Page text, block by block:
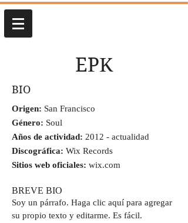
EPK
BIO
Origen: San Francisco
Género: Soul
Años de actividad: 2012 - actualidad
Discográfica: Wix Records
Sitios web oficiales: wix.com
BREVE BIO
Soy un párrafo. Haga clic aquí para agregar
su propio texto y editarme. Es fácil.